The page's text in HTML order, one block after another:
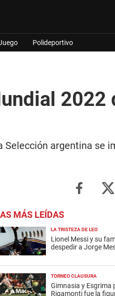
Polideportivo
2022
argentina se
MÁS LEÍDAS
LA TRISTEZA DE LEO
Lionel Messi y su
despedir a Jorge
TORNEO CLAUSURA
Gimnasia y
Rigamonti fue la